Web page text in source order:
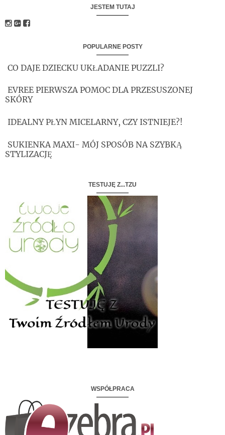
JESTEM TUTAJ
POPULARNE POSTY
CO DAJE DZIECKU UKŁADANIE PUZZLI?
EVREE PIERWSZA POMOC DLA PRZESUSZONEJ
SKÓRY
IDEALNY PŁYN MICELARNY, CZY ISTNIEJE?!
SUKIENKA MAXI- MÓJ SPOSÓB NA SZYBKĄ
STYLIZACJĘ
TESTUJĘ Z...TZU
WSPÓŁPRACA